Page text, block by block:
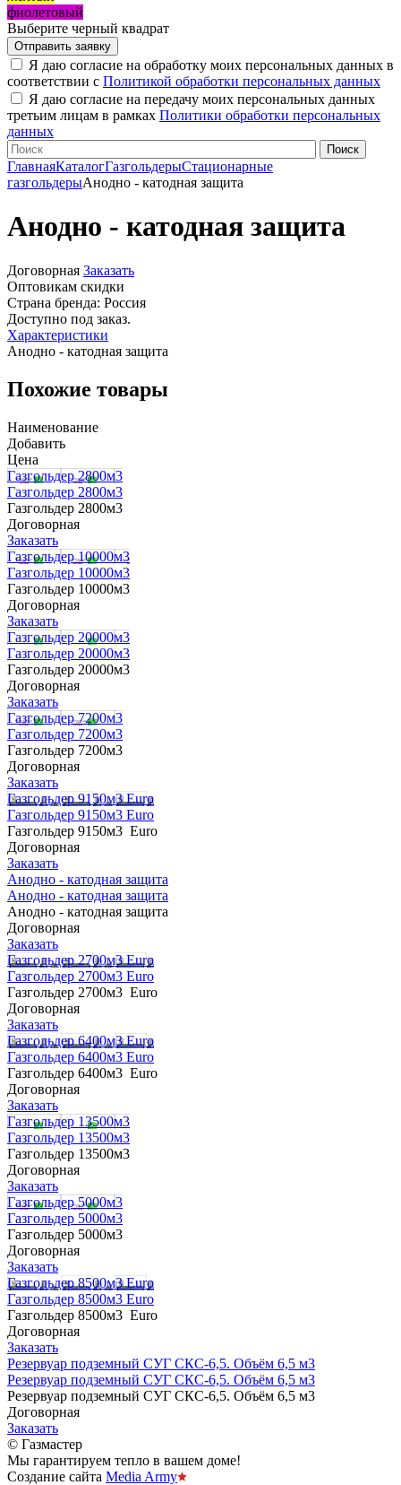
фиолетовый
Выберите черный квадрат
Я даю согласие на обработку моих персональных данных в
соответствии с Политикой обработки персональных данных
Я даю согласие на передачу моих персональных данных
третьим лицам в рамках Политики обработки персональных
данных
ГлавнаяКаталогГазгольдерыСтационарные
газгольдерыАнодно - катодная защита
Анодно - катодная защита
Договорная Заказать
Оптовикам скидки
Страна бренда: Россия
Доступно под заказ.
Характеристики
Анодно - катодная защита
Похожие товары
Наименование
Добавить
Цена
Газгольдер 2800м3
Газгольдер 2800м3
Газгольдер 2800м3
Договорная
Заказать
Газгольдер 10000м3
Газгольдер 10000м3
Газгольдер 10000м3
Договорная
Заказать
Газгольдер 20000м3
Газгольдер 20000м3
Газгольдер 20000м3
Договорная
Заказать
Газгольдер 7200м3
Газгольдер 7200м3
Газгольдер 7200м3
Договорная
Заказать
Газгольдер 9150м3 Euro
Газгольдер 9150м3 Euro
Газгольдер 9150м3 Euro
Договорная
Заказать
Анодно - катодная защита
Анодно - катодная защита
Анодно - катодная защита
Договорная
Заказать
Газгольдер 2700м3 Euro
Газгольдер 2700м3 Euro
Газгольдер 2700м3 Euro
Договорная
Заказать
Газгольдер 6400м3 Euro
Газгольдер 6400м3 Euro
Газгольдер 6400м3 Euro
Договорная
Заказать
Газгольдер 13500м3
Газгольдер 13500м3
Газгольдер 13500м3
Договорная
Заказать
Газгольдер 5000м3
Газгольдер 5000м3
Газгольдер 5000м3
Договорная
Заказать
Газгольдер 8500м3 Euro
Газгольдер 8500м3 Euro
Газгольдер 8500м3 Euro
Договорная
Заказать
Резервуар подземный СУГ СКС-6,5. Объём 6,5 м3
Резервуар подземный СУГ СКС-6,5. Объём 6,5 м3
Резервуар подземный СУГ СКС-6,5. Объём 6,5 м3
Договорная
Заказать
© Газмастер
Мы гарантируем тепло в вашем доме!
Создание сайта Media Army